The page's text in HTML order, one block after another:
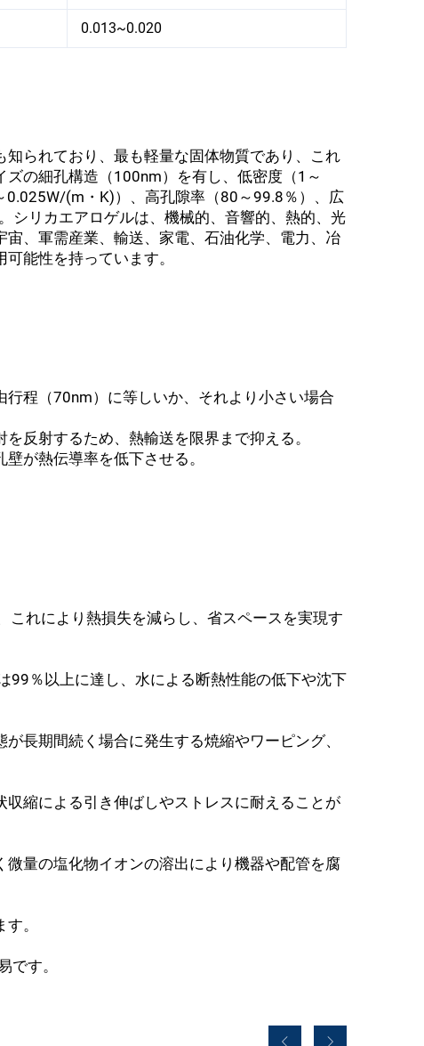
0.013~0.020
られており、最も軽量な固体物質であり、これ
の細孔構造（100nm）を有し、低密度（1～
(m・K)）、高孔隙率（80～99.8％）、広
シリカエアロゲルは、機械的、音響的、熱的、光
、軍需産業、輸送、家電、石油化学、電力、冶
能性を持っています。
程（70nm）に等しいか、それより小さい場合
反射するため、熱輸送を限界まで抑える。
が熱伝導率を低下させる。
れにより熱損失を減らし、省スペースを実現す
99％以上に達し、水による断熱性能の低下や沈下
長期間続く場合に発生する焼縮やワーピング、
縮による引き伸ばしやストレスに耐えることが
量の塩化物イオンの溶出により機器や配管を腐
。
です。